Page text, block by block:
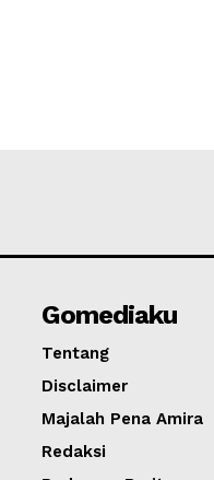
Gomediaku
Tentang
Disclaimer
Majalah Pena Amira
Redaksi